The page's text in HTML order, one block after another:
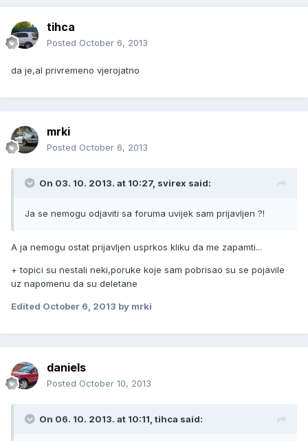
tihca
Posted October 6, 2013
da je,al privremeno vjerojatno
mrki
Posted October 6, 2013
On 03. 10. 2013. at 10:27, svirex said:
Ja se nemogu odjaviti sa foruma uvijek sam prijavljen ?!
A ja nemogu ostat prijavljen usprkos kliku da me zapamti...
+ topici su nestali neki,poruke koje sam pobrisao su se pojavile
uz napomenu da su deletane
Edited October 6, 2013 by mrki
daniels
Posted October 10, 2013
On 06. 10. 2013. at 10:11, tihca said: